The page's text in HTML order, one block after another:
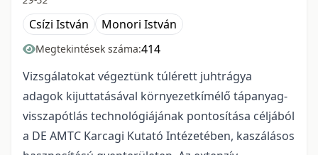
Csízi István Monori István
Megtekintések száma:414
Vizsgálatokat végeztünk túlérett juhtrágya
adagok kijuttatásával környezetkímélő tápanyag-
visszapótlás technológiájának pontosítása céljából
a DE AMTC Karcagi Kutató Intézetében, kaszálásos